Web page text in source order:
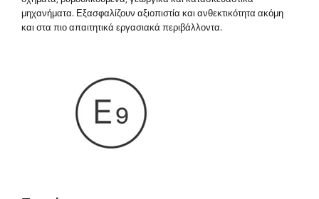
μηχανήματα. Εξασφαλίζουν αξιοπιστία και ανθεκτικότητα ακόμη
και στα πιο απαιτητικά εργασιακά περιβάλλοντα.